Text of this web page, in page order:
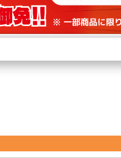
店舗サービス
ネット取り置き
お取り寄せ品入荷状況照会